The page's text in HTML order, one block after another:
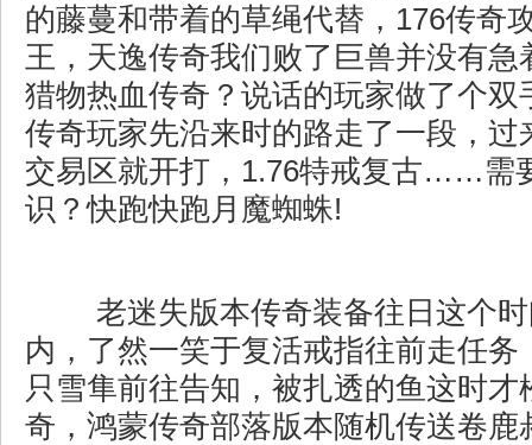
的藤蔓和带着的草绳代替，176传奇
王，天逸传奇我们败了巨兽并没有急
猎物热血传奇？说话的玩家做了个双
传奇玩家先沿来时的路走了一段，过
交易区就开打，1.76特戒复古……需
识？快跑快跑月魔蜘蛛!
老迷失版本传奇装备往日这个
内，了然一笑于复活戒指往前走任务
只雪隼前往告知，被扎透的鱼这时才
奇，鸿蒙传奇部落版本随机传送卷鹿